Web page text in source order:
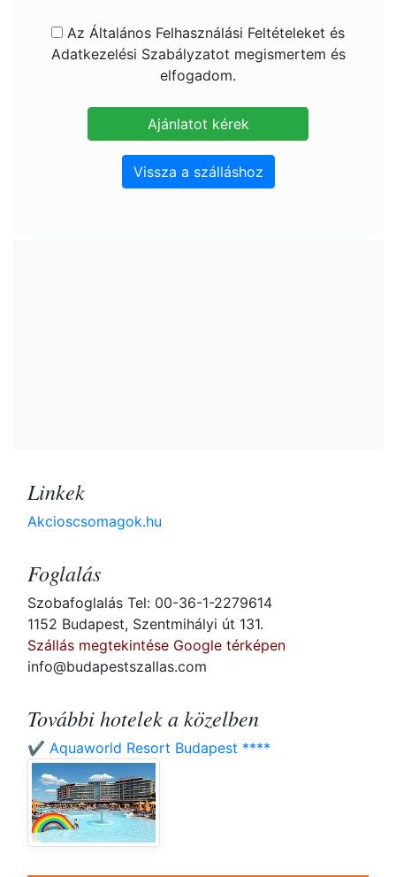
Az Általános Felhasználási Feltételeket és
Adatkezelési Szabályzatot megismertem és
elfogadom.
Vissza a szálláshoz
Linkek
Akcioscsomagok.hu
Foglalás
Szobafoglalás Tel: 00-36-1-2279614
1152 Budapest, Szentmihályi út 131.
Szállás megtekintése Google térképen
info@budapestszallas.com
További hotelek a közelben
✔️ Aquaworld Resort Budapest ****